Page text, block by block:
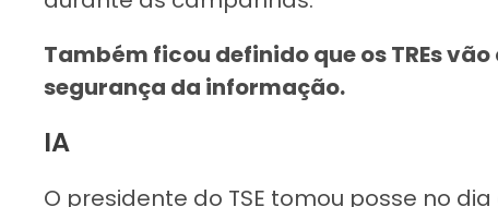
Também ficou definido que os TREs
segurança da informação.
IA
O presidente do TSE tomou posse no